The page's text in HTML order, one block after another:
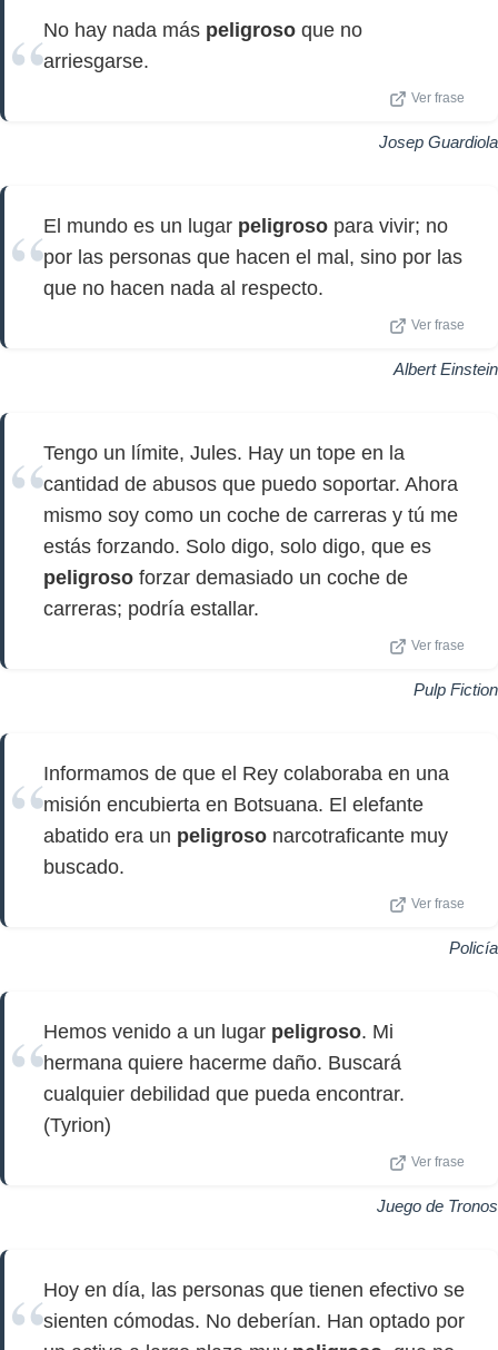
No hay nada más peligroso que no
arriesgarse.
Ver frase
Josep Guardiola
El mundo es un lugar peligroso para vivir; no
por las personas que hacen el mal, sino por las
que no hacen nada al respecto.
Ver frase
Albert Einstein
Tengo un límite, Jules. Hay un tope en la
cantidad de abusos que puedo soportar. Ahora
mismo soy como un coche de carreras y tú me
estás forzando. Solo digo, solo digo, que es
peligroso forzar demasiado un coche de
carreras; podría estallar.
Ver frase
Pulp Fiction
Informamos de que el Rey colaboraba en una
misión encubierta en Botsuana. El elefante
abatido era un peligroso narcotraficante muy
buscado.
Ver frase
Policía
Hemos venido a un lugar peligroso. Mi
hermana quiere hacerme daño. Buscará
cualquier debilidad que pueda encontrar.
(Tyrion)
Ver frase
Juego de Tronos
Hoy en día, las personas que tienen efectivo se
sienten cómodas. No deberían. Han optado por